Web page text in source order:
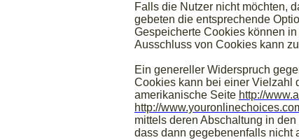
Falls die Nutzer nicht möchten,
gebeten die entsprechende
Gespeicherte Cookies können
Ausschluss von Cookies kann
Ein genereller Widerspruch
Cookies kann bei einer Vielzahl
amerikanische Seite http://
http://
mittels deren Abschaltung in
dass dann gegebenenfalls nicht